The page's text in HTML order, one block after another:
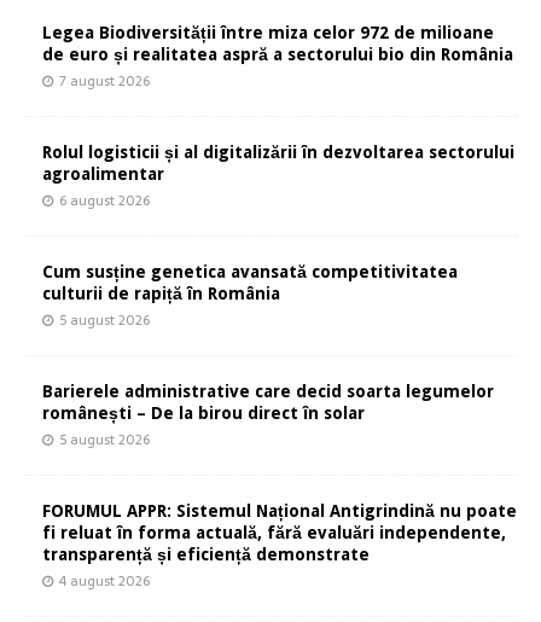
Legea Biodiversității între miza celor 972 de milioane
de euro și realitatea aspră a sectorului bio din România
7 august 2026
Rolul logisticii și al digitalizării în dezvoltarea sectorului
agroalimentar
6 august 2026
Cum susține genetica avansată competitivitatea
culturii de rapiță în România
5 august 2026
Barierele administrative care decid soarta legumelor
românești – De la birou direct în solar
5 august 2026
FORUMUL APPR: Sistemul Național Antigrindină nu poate
fi reluat în forma actuală, fără evaluări independente,
transparență și eficiență demonstrate
4 august 2026